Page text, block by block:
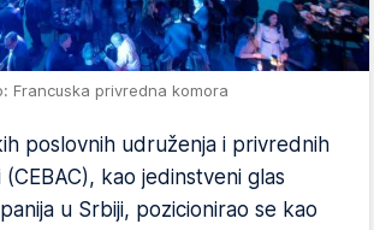
Francuska privredna komora
poslovnih udruženja i privrednih
kao jedinstveni glas
u Srbiji, pozicionirao se kao